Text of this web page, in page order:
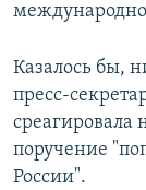
Казалось бы,
пресс-
среагировала
поручение
России".